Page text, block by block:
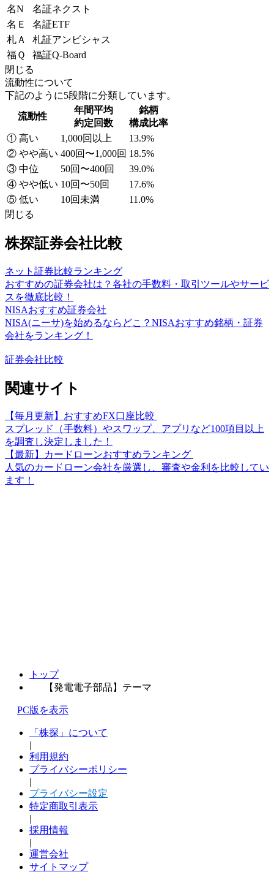
名N
名証ネクスト
名Ｅ
名証ETF
札Ａ
札証アンビシャス
福Ｑ
福証Q-Board
閉じる
流動性について
下記のように5段階に分類しています。
流動性
年間平均
約定回数
銘柄
構成比率
① 高い
1,000回以上
13.9%
② やや高い 400回〜1,000回 18.5%
③ 中位
50回〜400回
39.0%
④ やや低い 10回〜50回
17.6%
⑤ 低い
10回未満
11.0%
閉じる
株探証券会社比較
ネット証券比較ランキング
おすすめの証券会社は？各社の手数料・取引ツールやサービ
スを徹底比較！
NISAおすすめ証券会社
NISA(ニーサ)を始めるならどこ？NISAおすすめ銘柄・証券
会社をランキング！
証券会社比較
関連サイト
【毎月更新】おすすめFX口座比較
スプレッド（手数料）やスワップ、アプリなど100項目以上
を調査し決定しました！
【最新】カードローンおすすめランキング
人気のカードローン会社を厳選し、審査や金利を比較してい
ます！
トップ
【発電電子部品】テーマ
PC版を表示
「株探」について
|
利用規約
プライバシーポリシー
|
プライバシー設定
特定商取引表示
|
採用情報
|
運営会社
サイトマップ